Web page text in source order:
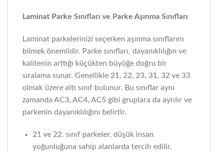
Laminat Parke Sınıfları ve Parke Aşınma Sınıfları
Laminat parkelerinizi seçerken aşınma sınıflarını
bilmek önemlidir. Parke sınıfları, dayanıklılığın ve
kalitenin arttığı küçükten büyüğe doğru bir
sıralama sunar. Genellikle 21, 22, 23, 31, 32 ve 33
olmak üzere altı sınıf bulunur. Bu sınıflar aynı
zamanda AC3, AC4, AC5 gibi gruplara da ayrılır ve
parkenin dayanıklılığını belirtir.
21 ve 22. sınıf parkeler, düşük insan
yoğunluğuna sahip alanlarda tercih edilir.